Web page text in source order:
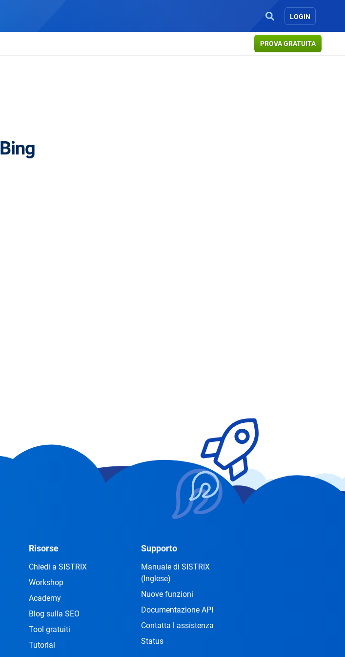
LOGIN
PROVA GRATUITA
Bing
Risorse
Chiedi a SISTRIX
Workshop
Academy
Blog sulla SEO
Tool gratuiti
Tutorial
Supporto
Manuale di SISTRIX
(Inglese)
Nuove funzioni
Documentazione API
Contatta l assistenza
Status